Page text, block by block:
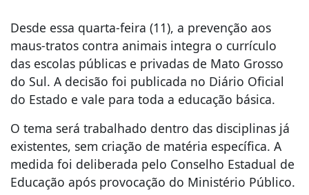
Desde essa quarta-feira (11), a prevenção aos
maus-tratos contra animais integra o currículo
das escolas públicas e privadas de Mato Grosso
do Sul. A decisão foi publicada no Diário Oficial
do Estado e vale para toda a educação básica.
O tema será trabalhado dentro das disciplinas já
existentes, sem criação de matéria específica. A
medida foi deliberada pelo Conselho Estadual de
Educação após provocação do Ministério Público.